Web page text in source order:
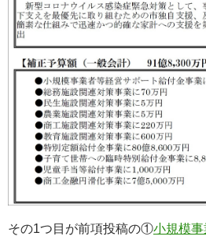
その1つ目が前項投稿の①小規模